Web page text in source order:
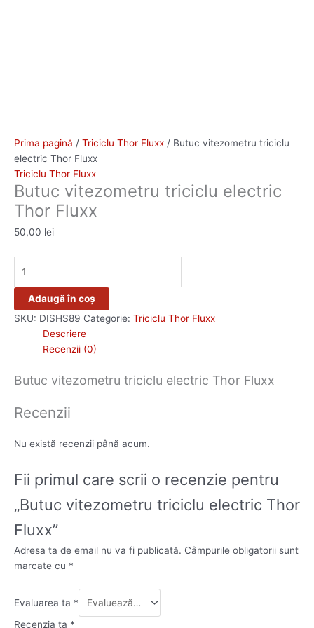
Prima pagină / Triciclu Thor Fluxx / Butuc vitezometru triciclu
electric Thor Fluxx
Triciclu Thor Fluxx
Butuc vitezometru triciclu electric
Thor Fluxx
50,00 lei
Adaugă în coș
SKU: DISHS89 Categorie: Triciclu Thor Fluxx
Descriere
Recenzii (0)
Butuc vitezometru triciclu electric Thor Fluxx
Recenzii
Nu există recenzii până acum.
Fii primul care scrii o recenzie pentru
„Butuc vitezometru triciclu electric Thor
Fluxx”
Adresa ta de email nu va fi publicată. Câmpurile obligatorii sunt
marcate cu *
Evaluarea ta *
Recenzia ta *